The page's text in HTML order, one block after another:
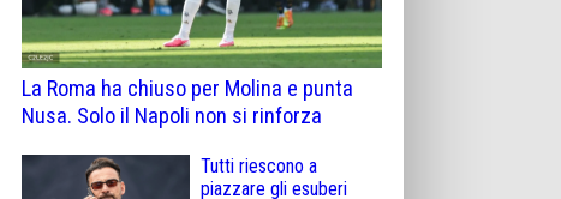
La Roma ha chiuso per Molina e punta
Nusa. Solo il Napoli non si rinforza
Tutti riescono a
piazzare gli esuberi